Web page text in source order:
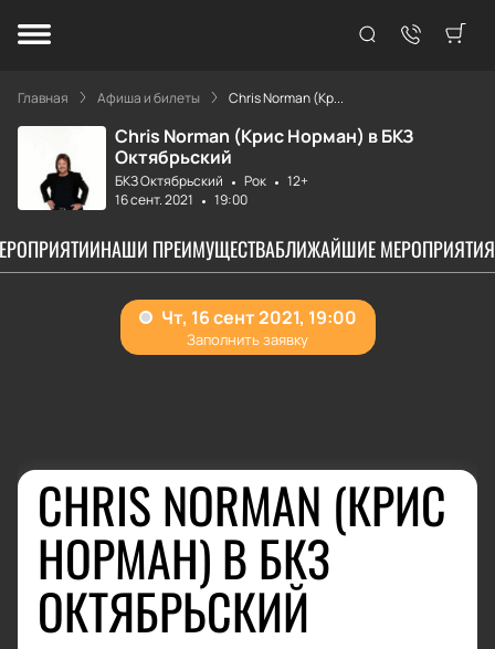
Главная Афиша и билеты Chris Norman (Кр...
Chris Norman (Крис Норман) в БКЗ
Октябрьский
БКЗ Октябрьский Рок
12+
16 сент. 2021
19:00
НАШИ ПРЕИМУЩЕСТВАБЛИЖАЙШИЕ МЕРОПРИЯТИЯ
CHRIS NORMAN (КРИС
НОРМАН) В БКЗ
ОКТЯБРЬСКИЙ